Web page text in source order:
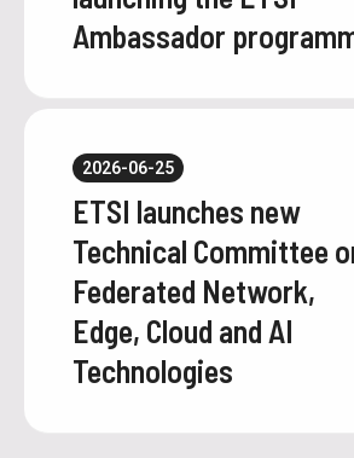
Ambassador
ETSI launches new
Technical Committee
Federated Network,
Edge, Cloud and AI
Technologies
2026-06-25